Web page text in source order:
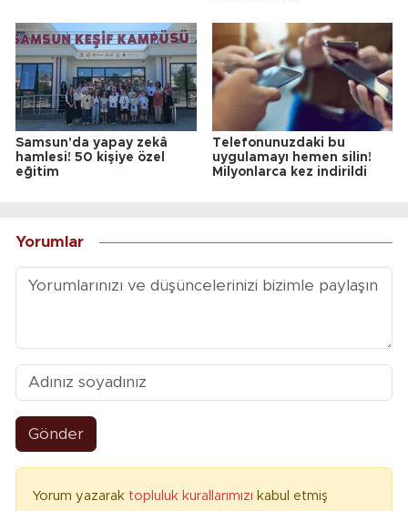
Samsun'da yapay zekâ
hamlesi! 50 kişiye özel
eğitim
Telefonunuzdaki bu
uygulamayı hemen silin!
Milyonlarca kez indirildi
Yorumlar
Gönder
Yorum yazarak topluluk kurallarımızı kabul etmiş